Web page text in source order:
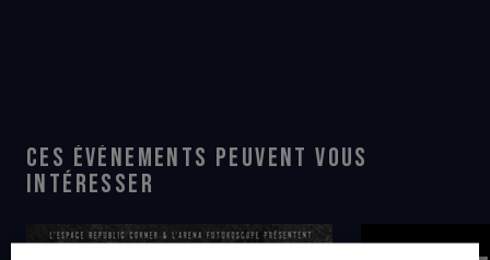
CES ÉVÉNEMENTS PEUVENT VOUS
INTÉRESSER